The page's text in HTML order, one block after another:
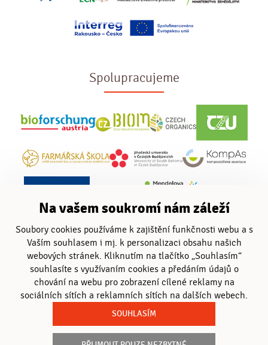
Spolupracujeme
Na vašem soukromí nám záleží
Soubory cookies používáme k zajištění funkčnosti webu a s
Vaším souhlasem i mj. k personalizaci obsahu našich
webových stránek. Kliknutím na tlačítko „Souhlasím“
souhlasíte s využívaním cookies a předáním údajů o
chování na webu pro zobrazení cílené reklamy na
sociálních sítích a reklamních sítích na dalších webech.
SOUHLASÍM